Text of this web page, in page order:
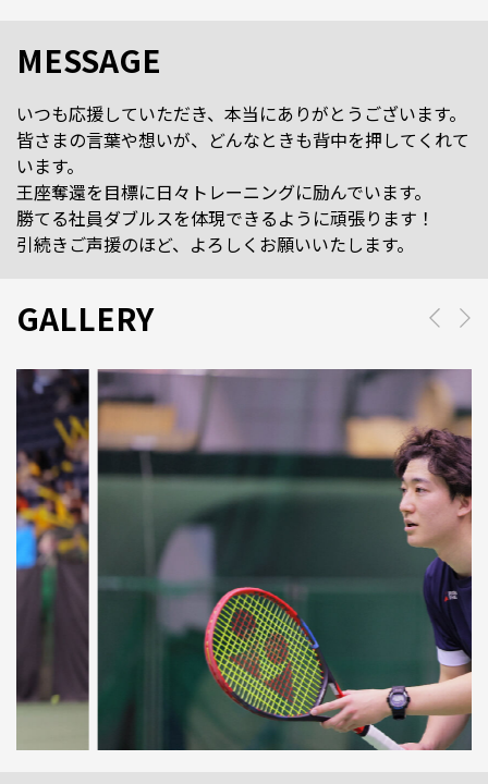
MESSAGE
いつも応援していただき、本当にありがとうございます。
皆さまの言葉や想いが、どんなときも背中を押してくれて
います。
王座奪還を目標に日々トレーニングに励んでいます。
勝てる社員ダブルスを体現できるように頑張ります！
引続きご声援のほど、よろしくお願いいたします。
GALLERY